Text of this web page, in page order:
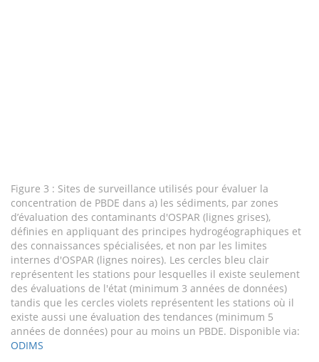
Figure 3 : Sites de surveillance utilisés pour évaluer la
concentration de PBDE dans a) les sédiments, par zones
d’évaluation des contaminants d'OSPAR (lignes grises),
définies en appliquant des principes hydrogéographiques et
des connaissances spécialisées, et non par les limites
internes d'OSPAR (lignes noires). Les cercles bleu clair
représentent les stations pour lesquelles il existe seulement
des évaluations de l'état (minimum 3 années de données)
tandis que les cercles violets représentent les stations où il
existe aussi une évaluation des tendances (minimum 5
années de données) pour au moins un PBDE. Disponible via:
ODIMS